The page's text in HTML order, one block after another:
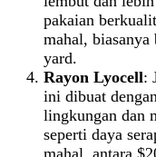
pakaian
mahal,
yard.
Rayon Lyocell:
ini dibuat
lingkungan dan
seperti daya